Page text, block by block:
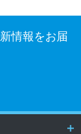
情報をお届